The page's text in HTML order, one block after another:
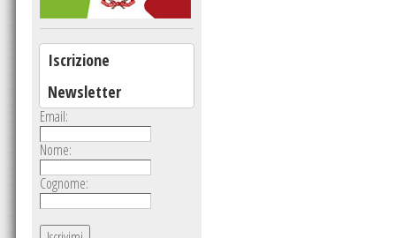
Iscrizione
Newsletter
Email:
Nome:
Cognome: